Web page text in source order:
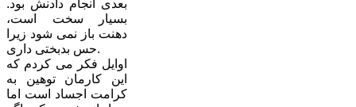
بعدی انجام دادنش بود.
بسیار سخت است،
دهنت باز نمی شود زیرا
حس بدبختی داری.
اوایل فکر می کردم که
این کارمان توهین به
کرامت اجساد است اما